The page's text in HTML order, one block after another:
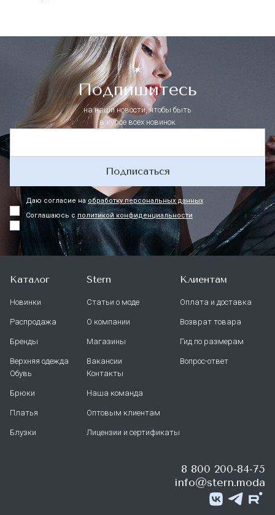
Подпишитесь
на наши новости, чтобы быть
в курсе всех новинок
Подписаться
Даю согласие наобработку персональных данных
Соглашаюсь с политикой конфиденциальности
Каталог
Новинки
Распродажа
Бренды
Верхняя одежда
Обувь
Брюки
Платья
Блузки
Stern
Статьи о моде
О компании
Магазины
Вакансии
Контакты
Наша команда
Оптовым клиентам
Лицензии и сертификаты
Клиентам
Оплата и доставка
Возврат товара
Гид по размерам
Вопрос-ответ
8 800 200-84-75
info@stern.moda